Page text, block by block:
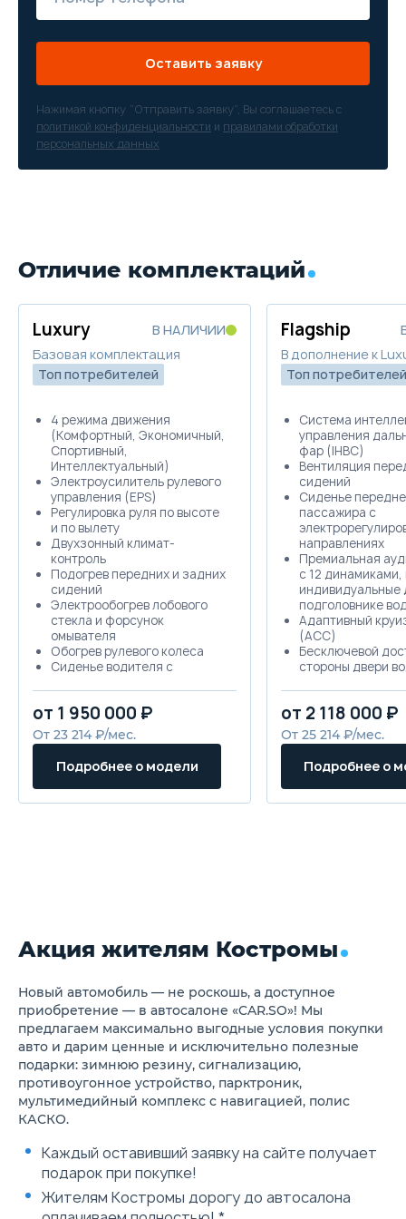
Оставить заявку
Нажимая кнопку “Отправить заявку”, Вы соглашаетесь с
политикой конфиденциальности и правилами обработки
персональных данных
Отличие комплектаций
Luxury
В НАЛИЧИИ
Базовая комплектация
Топ потребителей
4 режимa движения
(Комфортный, Экономичный,
Спортивный,
Интеллектуальный)
Электроусилитель рулевого
управления (EPS)
Регулировка руля по высоте
и по вылету
Двухзонный климат-
контроль
Подогрев передних и задних
сидений
Электрообогрев лобового
стекла и форсунок
омывателя
Обогрев рулевого колеса
Сиденье водителя с
Сиденье водителя с
электрорегулировкой
поясничного упора в 4
направлениях
Сиденье переднего
пассажира с механической
регулировкой в 4
Электропривод складывания
наружных зеркал заднего
Электростеклоподъемники
передних и задних дверей с
функцией защиты от
защемления
Цифровая приборная панель
диагональю 10,2"
Мультимедийная система с
сенсорным экраном
диагональю 13,2" с Bluetooth
Аудиосистема с 8
динамиками
Функция дублирования
экрана смартфона на
мультимедийном дисплее
Электрическая розетка 12 В
от 1 950 000 ₽
От 23 214 ₽/мес.
Подробнее о модели
Flagship
В дополнение к
Топ потребителей
Система
управления
фар (IHBC)
Вентиляция
сидений
Сиденье
пассажира с
направлениях
Премиальная
с 12
индивидуальные
подголовнике
Адаптивный
(ACC)
Бесключевой
стороны двери
Легкосплавные
диски 18" (шины
чёрного цвета
Подсветка
ящика
Преднатяжители
безопасности
Система
удержания
Система
дорожных
автомагистрали
от 2 118 000 ₽
От 25 214 ₽/мес.
Подробнее о
Акция жителям Костромы
Новый автомобиль — не роскошь, а доступное
приобретение — в автосалоне «CAR.SO»! Мы
предлагаем максимально выгодные условия покупки
авто и дарим ценные и исключительно полезные
подарки: зимнюю резину, сигнализацию,
противоугонное устройство, парктроник,
мультимедийный комплекс с навигацией, полис
КАСКО.
Каждый оставивший заявку на сайте получает
подарок при покупке!
Жителям Костромы дорогу до автосалона